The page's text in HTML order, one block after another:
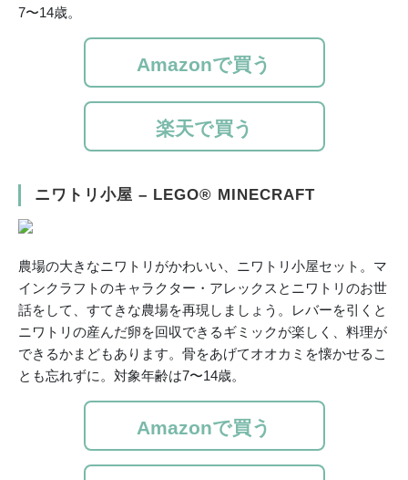
7〜14歳。
Amazonで買う
楽天で買う
ニワトリ小屋 – LEGO® MINECRAFT
農場の大きなニワトリがかわいい、ニワトリ小屋セット。マ
インクラフトのキャラクター・アレックスとニワトリのお世
話をして、すてきな農場を再現しましょう。レバーを引くと
ニワトリの産んだ卵を回収できるギミックが楽しく、料理が
できるかまどもあります。骨をあげてオオカミを懐かせるこ
とも忘れずに。対象年齢は7〜14歳。
Amazonで買う